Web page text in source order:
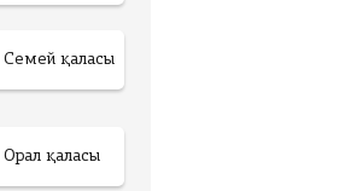
Семей қаласы
Орал қаласы